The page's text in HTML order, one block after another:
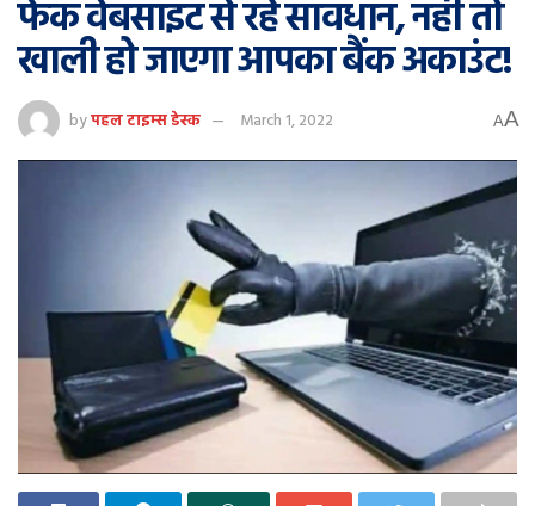
फेक वेबसाइट से रहें सावधान, नहीं तो
खाली हो जाएगा आपका बैंक अकाउंट!
byपहल टाइम्स डेस्क March 1, 2022 AA